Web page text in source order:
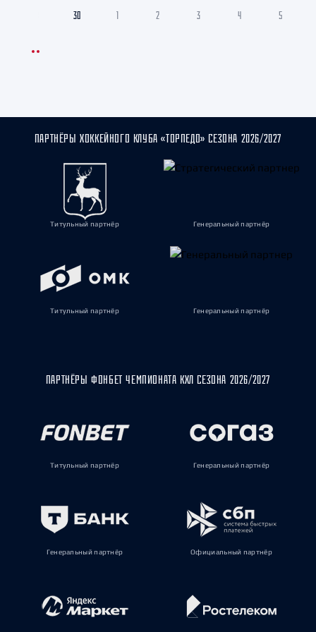
30 1 2 3 4 5
ПАРТНЁРЫ ХОККЕЙНОГО КЛУБА «ТОРПЕДО» СЕЗОНА 2026/2027
Титульный партнёр Генеральный партнёр
Титульный партнёр Генеральный партнёр
ПАРТНЁРЫ ФОНБЕТ ЧЕМПИОНАТА КХЛ СЕЗОНА 2026/2027
Титульный партнёр Генеральный партнёр
Генеральный партнёр Официальный партнёр